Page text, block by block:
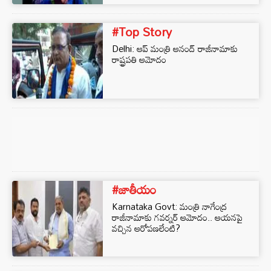
#Top Story
Delhi: ఆప్ మంత్రి ఆనంద్ రాజీనామాకు
రాష్ట్రపతి ఆమోదం
#జాతీయం
Karnataka Govt: మంత్రి నాగేంద్ర
రాజీనామాకు గవర్నర్ ఆమోదం.. ఆయనపై
వచ్చిన ఆరోపణలేంటి?